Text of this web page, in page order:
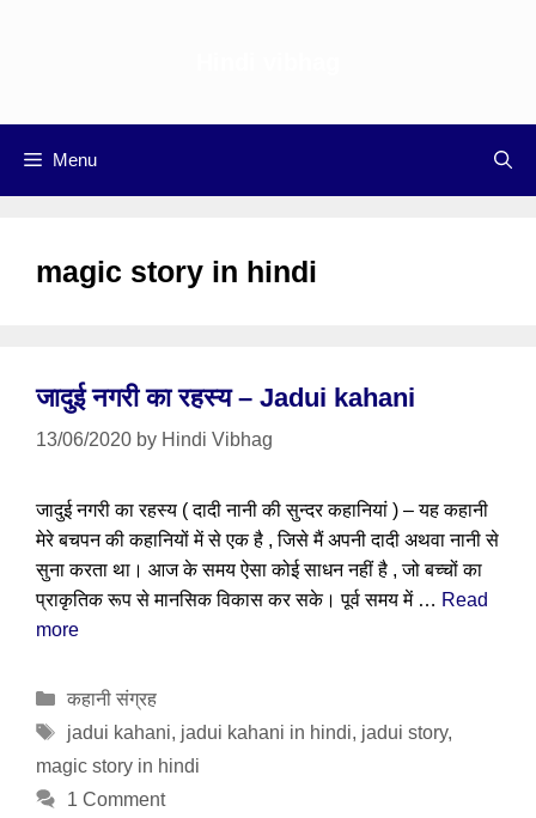
Menu
magic story in hindi
जादुई नगरी का रहस्य – Jadui kahani
13/06/2020 by Hindi Vibhag
जादुई नगरी का रहस्य ( दादी नानी की सुन्दर कहानियां ) – यह कहानी
मेरे बचपन की कहानियों में से एक है , जिसे मैं अपनी दादी अथवा नानी से
सुना करता था। आज के समय ऐसा कोई साधन नहीं है , जो बच्चों का
प्राकृतिक रूप से मानसिक विकास कर सके। पूर्व समय में … Read
more
Categories
कहानी संग्रह
Tags
jadui kahani, jadui kahani in hindi, jadui story,
magic story in hindi
1 Comment